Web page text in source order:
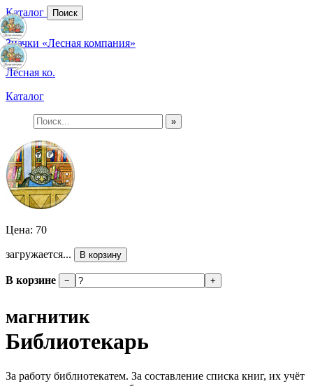
Каталог Поиск
Значки «Лесная компания»
Лесная ко.
Каталог
»
Цена: 70
загружается... В корзину
В корзине − +
магнитик
Библиотекарь
За работу библиотекатем. За составление списка книг, их учёт